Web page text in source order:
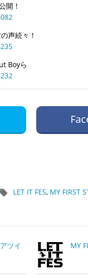
開！
声続々！
Boyら
LET IT FES, MY FIRST
ツイ
MY